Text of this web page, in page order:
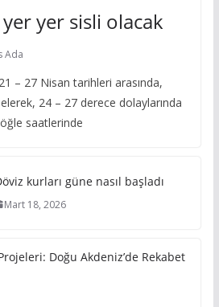
yer sisli olacak
Ada
– 27 Nisan tarihleri arasında,
24 – 27 derece dolaylarında
saatlerinde
kurları güne nasıl başladı
Mart 18, 2026
Doğu Akdeniz’de Rekabet